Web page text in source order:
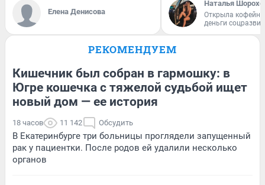
Елена Денисова
Наталья
Открыла
деньги
РЕКОМЕНДУЕМ
Кишечник был собран в гармошку: в
Югре кошечка с тяжелой судьбой ищет
новый дом — ее история
18 часов 11 142 Обсудить
В Екатеринбурге три больницы проглядели запущенный
рак у пациентки. После родов ей удалили несколько
органов